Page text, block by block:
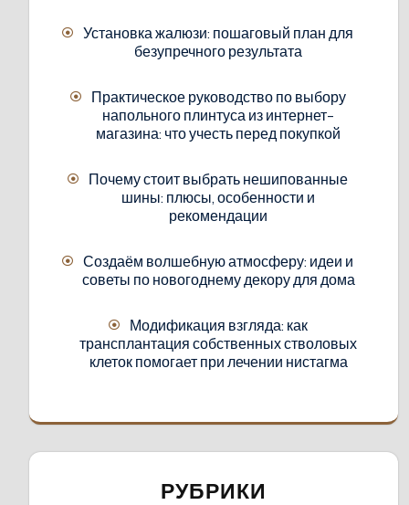
Установка жалюзи: пошаговый план для
безупречного результата
Практическое руководство по выбору
напольного плинтуса из интернет-
магазина: что учесть перед покупкой
Почему стоит выбрать нешипованные
шины: плюсы, особенности и
рекомендации
Создаём волшебную атмосферу: идеи и
советы по новогоднему декору для дома
Модификация взгляда: как
трансплантация собственных стволовых
клеток помогает при лечении нистагма
РУБРИКИ